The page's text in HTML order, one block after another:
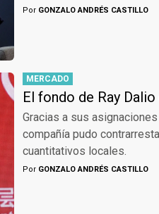
Por GONZALO ANDRÉS CASTILLO
MERCADO
El fondo de Ray
Gracias a sus
compañía pudo
cuantitativos locales.
Por GONZALO ANDRÉS CASTILLO